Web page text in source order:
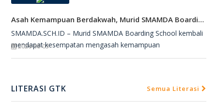
Asah Kemampuan Berdakwah, Murid SMAMDA Boarding School Dipercaya Jadi Petugas Salat Jumat
SMAMDA.SCH.ID – Murid SMAMDA Boarding School kembali
mendapat kesempatan mengasah kemampuan
2026-08-03
LITERASI GTK Semua Literasi